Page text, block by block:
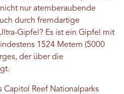
nur atemberaubende
durch fremdartige
Gipfel? Es ist ein Gipfel mit
1524 Metern (5000
der über die
Capitol Reef Nationalparks